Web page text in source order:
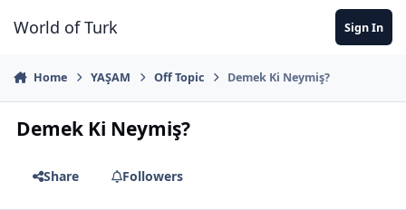
World of Turk Sign In
Home YAŞAM Off Topic Demek Ki Neymiş?
Demek Ki Neymiş?
Share Followers